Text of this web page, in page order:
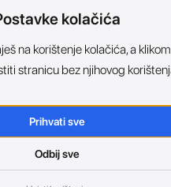
kolačića
na korištenje kolačića, a
stranicu bez njihovog
Prihvati sve
Odbij sve